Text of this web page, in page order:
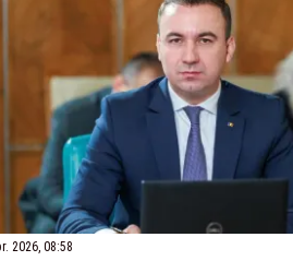
2026, 08:58